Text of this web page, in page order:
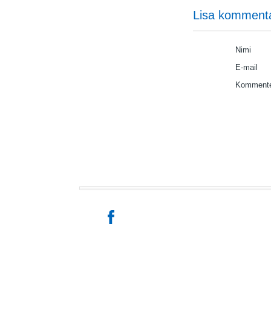
Lisa
Nimi
E-mail